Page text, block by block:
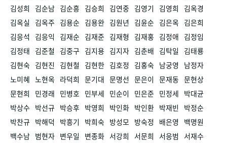
김성희
김순남 김순흥 김승희 김연중 김영기 김영희
김옥경
김옥실
김옥주 김용순 김용완 김원년 김윤순 김은옥 김은희
김응석
김응익 김재순 김재준 김재형 김재홍 김정애 김정임
김정태 김준철 김중구 김지용 김지자 김춘배 김탁일
김태룡
김현숙 김현진 김현철 김현한 김호정 김홍숙 남궁영
남정자
노미혜 노현옥 라덕희 문기대 문명선 문은이 문재동 문현상
문현희
민경래 민병호 민부세 민순이 민은준 민정세 박대균
박상수 박선규 박승후 박영희 박인화 박인환 박재빈
박정순
박찬규 박해덕 박흥기 박희숙 방성모 방숙정 배은영
백명원
백수남 범현자 변우일 변종화 서강희 서문희 서응범
서재수